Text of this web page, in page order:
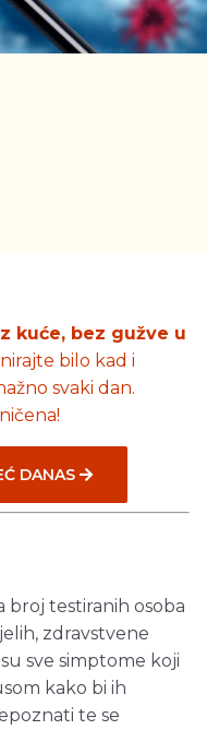
kuće, bez gužve u
bilo kad i
svaki dan.
DANAS
broj testiranih osoba
zdravstvene
sve simptome koji
kako bi ih
te se